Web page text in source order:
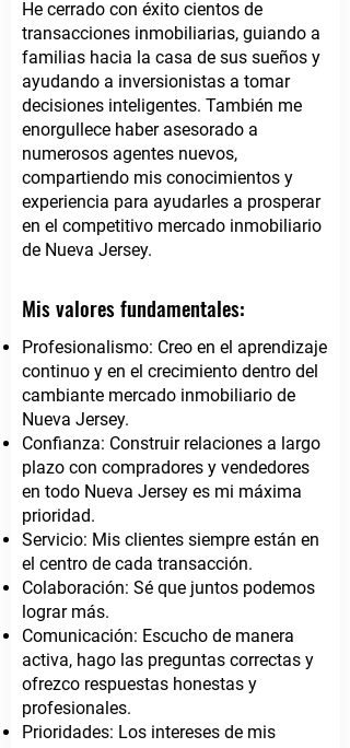
He cerrado con éxito cientos de
transacciones inmobiliarias, guiando a
familias hacia la casa de sus sueños y
ayudando a inversionistas a tomar
decisiones inteligentes. También me
enorgullece haber asesorado a
numerosos agentes nuevos,
compartiendo mis conocimientos y
experiencia para ayudarles a prosperar
en el competitivo mercado inmobiliario
de Nueva Jersey.
Mis valores fundamentales:
Profesionalismo: Creo en el aprendizaje
continuo y en el crecimiento dentro del
cambiante mercado inmobiliario de
Nueva Jersey.
Confianza: Construir relaciones a largo
plazo con compradores y vendedores
en todo Nueva Jersey es mi máxima
prioridad.
Servicio: Mis clientes siempre están en
el centro de cada transacción.
Colaboración: Sé que juntos podemos
lograr más.
Comunicación: Escucho de manera
activa, hago las preguntas correctas y
ofrezco respuestas honestas y
profesionales.
Prioridades: Los intereses de mis